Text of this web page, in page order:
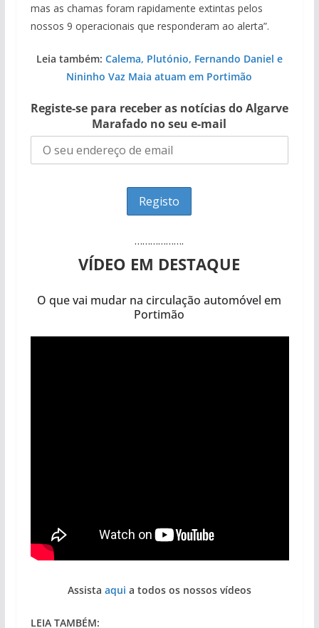
mas as chamas foram rapidamente extintas pelos
nossos 9 operacionais que responderam ao alerta”.
Leia também: Calema, Plutónio, Fernando Daniel e
Nininho Vaz Maia atuam em Portimão
Registe-se para receber as notícias do Algarve
Marafado no seu e-mail
……………….
VÍDEO EM DESTAQUE
O que vai mudar na circulação automóvel em
Portimão
Assista aqui a todos os nossos vídeos
LEIA TAMBÉM: